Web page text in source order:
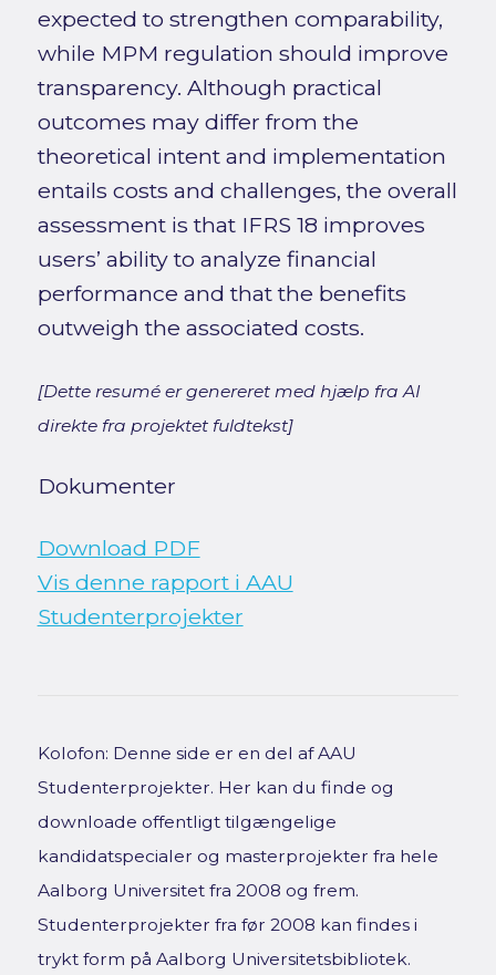
expected to strengthen comparability,
while MPM regulation should improve
transparency. Although practical
outcomes may differ from the
theoretical intent and implementation
entails costs and challenges, the overall
assessment is that IFRS 18 improves
users’ ability to analyze financial
performance and that the benefits
outweigh the associated costs.
[Dette resumé er genereret med hjælp fra AI
direkte fra projektet fuldtekst]
Dokumenter
Download PDF
Vis denne rapport i AAU
Studenterprojekter
Kolofon: Denne side er en del af AAU
Studenterprojekter. Her kan du finde og
downloade offentligt tilgængelige
kandidatspecialer og masterprojekter fra hele
Aalborg Universitet fra 2008 og frem.
Studenterprojekter fra før 2008 kan findes i
trykt form på Aalborg Universitetsbibliotek.